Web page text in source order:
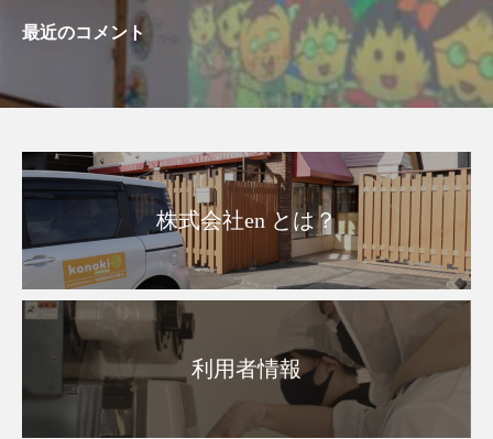
最近のコメント
株式会社en とは？
利用者情報